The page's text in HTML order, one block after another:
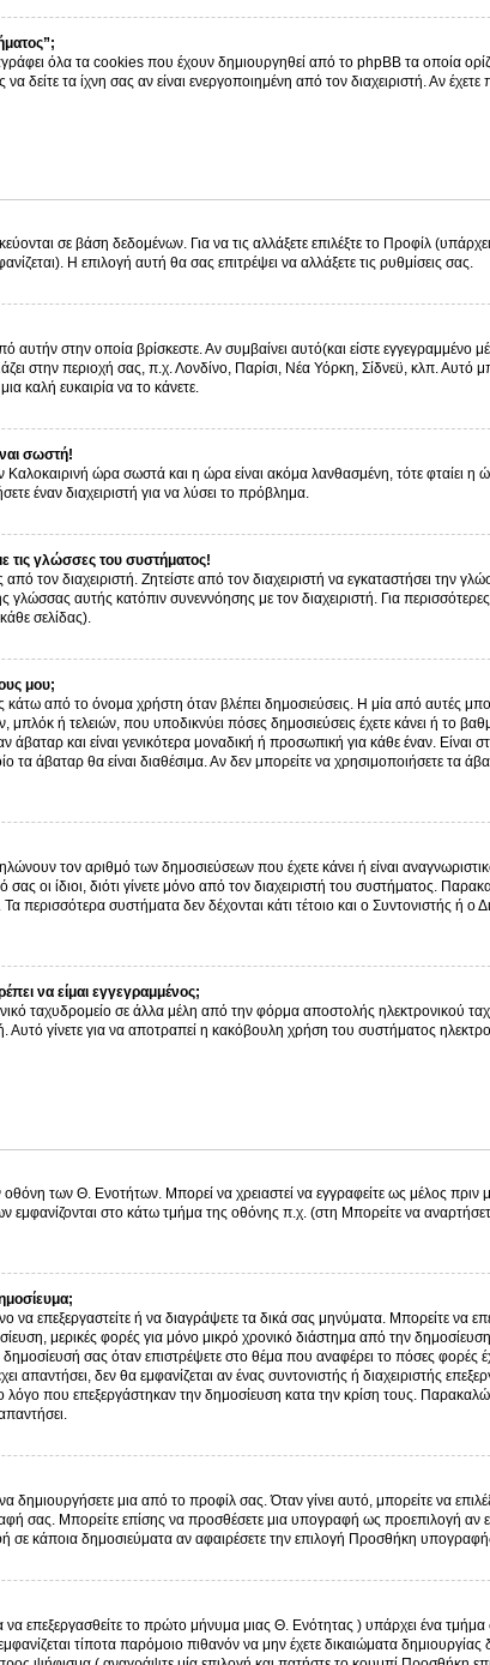
όλα τα cookies που έχουν δημιουργηθεί από το phpBB τα οποία
δείτε τα ίχνη σας αν είναι ενεργοποιημένη από τον διαχειριστή. Αν
σε βάση δεδομένων. Για να τις αλλάξετε επιλέξτε το Προφίλ
Η επιλογή αυτή θα σας επιτρέψει να αλλάξετε τις ρυθμίσεις σας.
αυτήν στην οποία βρίσκεστε. Αν συμβαίνει αυτό(και είστε εγγεγραμμένο
στην περιοχή σας, π.χ. Λονδίνο, Παρίσι, Νέα Υόρκη, Σίδνεϋ, κλπ. Αυτό
καλή ευκαιρία να το κάνετε.
σωστή!
Καλοκαιρινή ώρα σωστά και η ώρα είναι ακόμα λανθασμένη, τότε φταίει
έναν διαχειριστή για να λύσει το πρόβλημα.
τις γλώσσες του συστήματος!
τον διαχειριστή. Ζητείστε από τον διαχειριστή να εγκαταστήσει την
γλώσσας αυτής κατόπιν συνεννόησης με τον διαχειριστή. Για
σελίδας).
μου;
από το όνομα χρήστη όταν βλέπει δημοσιεύσεις. Η μία από αυτές
ή τελειών, που υποδικνύει πόσες δημοσιεύσεις έχετε κάνει ή το
και είναι γενικότερα μοναδική ή προσωπική για κάθε έναν. Είναι
τα άβαταρ θα είναι διαθέσιμα. Αν δεν μπορείτε να χρησιμοποιήσετε τα
τον αριθμό των δημοσιεύσεων που έχετε κάνει ή είναι
σας οι ίδιοι, διότι γίνετε μόνο από τον διαχειριστή του συστήματος.
περισσότερα συστήματα δεν δέχονται κάτι τέτοιο και ο Συντονιστής ή ο
να είμαι εγγεγραμμένος;
ταχυδρομείο σε άλλα μέλη από την φόρμα αποστολής ηλεκτρονικού
Αυτό γίνετε για να αποτραπεί η κακόβουλη χρήση του συστήματος
οθόνη των Θ. Ενοτήτων. Μπορεί να χρειαστεί να εγγραφείτε ως μέλος πριν
εμφανίζονται στο κάτω τμήμα της οθόνης π.χ. (στη Μπορείτε να
να επεξεργαστείτε ή να διαγράψετε τα δικά σας μηνύματα. Μπορείτε να
μερικές φορές για μόνο μικρό χρονικό διάστημα από την
σας όταν επιστρέψετε στο θέμα που αναφέρει το πόσες φορές
απαντήσει, δεν θα εμφανίζεται αν ένας συντονιστής ή διαχειριστής
που επεξεργάστηκαν την δημοσίευση κατα την κρίση τους. Παρακαλώ
μια από το προφίλ σας. Όταν γίνει αυτό, μπορείτε να
σας. Μπορείτε επίσης να προσθέσετε μια υπογραφή ως προεπιλογή αν
σε κάποια δημοσιεύματα αν αφαιρέσετε την επιλογή Προσθήκη
επεξεργασθείτε το πρώτο μήνυμα μιας Θ. Ενότητας ) υπάρχει ένα
τίποτα παρόμοιο πιθανόν να μην έχετε δικαιώματα